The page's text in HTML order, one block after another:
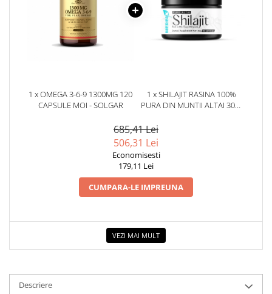
1 x OMEGA 3-6-9 1300MG 120
CAPSULE MOI - SOLGAR
1 x SHILAJIT RASINA 100%
PURA DIN MUNTII ALTAI 30G.
685,41 Lei
506,31 Lei
Economisesti
179,11 Lei
CUMPARA-LE IMPREUNA
VEZI MAI MULT
Descriere